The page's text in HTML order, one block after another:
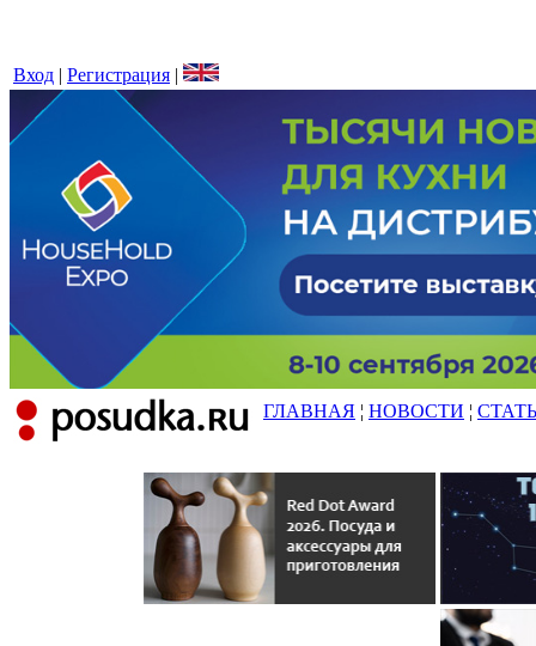
Вход | Регистрация |
ГЛАВНАЯ ¦ НОВОСТИ ¦